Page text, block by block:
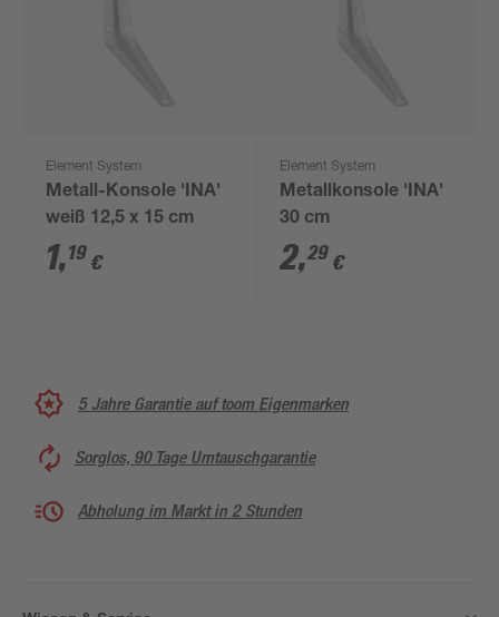
Element System
Metall-Konsole 'INA'
weiß 12,5 x 15 cm
1,19 €
Element System
Metallkonsole 'INA'
30 cm
2,29 €
5 Jahre Garantie auf toom Eigenmarken
Sorglos, 90 Tage Umtauschgarantie
Abholung im Markt in 2 Stunden